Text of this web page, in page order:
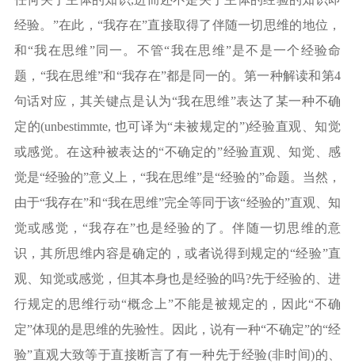
经验。”在此，“我存在”直接取得了伴随一切思维的地位，
和“我在思维”同一。不管“我在思维”是不是一个经验命
题，“我在思维”和“我存在”都是同一的。第一种解读和第4
句话对应，其关键点是认为“我在思维”表达了某一种不确
定的(unbestimmte, 也可译为“未被规定的”)经验直观、知觉
或感觉。在这种被表达的“不确定的”经验直观、知觉、感
觉是“经验的”意义上，“我在思维”是“经验的”命题。当然，
由于“我存在”和“我在思维”完全等同于该“经验的”直观、知
觉或感觉，“我存在”也是经验的了。伴随一切思维的意
识，其所思维内容是确定的，或者说得到规定的“经验”直
观、知觉或感觉，但其本身也是经验的吗?先于经验的、进
行规定的思维行动“概念上”不能是被规定的，因此“不确
定”体现的是思维的先验性。因此，说有一种“不确定”的“经
验”直观大致等于直接断言了有一种先于经验(非时间)的、